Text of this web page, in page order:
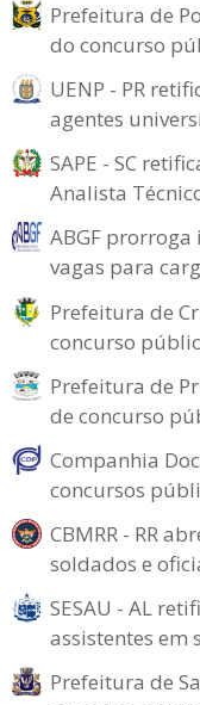
Prefeitura de
do concurso
UENP - PR
agentes
SAPE - SC
Analista
ABGF
vagas para
Prefeitura de
concurso
Prefeitura de
de concurso
Companhia
concursos
CBMRR - RR
soldados e
SESAU - AL
assistentes em
Prefeitura de